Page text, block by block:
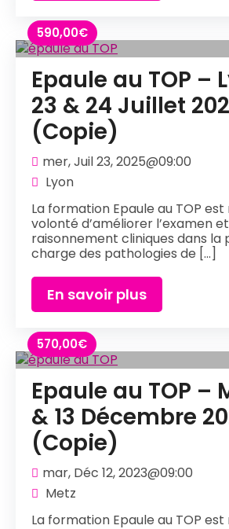
590,00€
Epaule au TOP –
23 & 24 Juillet
(Copie)
mer, Juil 23, 2025@09:00
Lyon
La formation Epaule au TOP
volonté d’améliorer l’examen
raisonnement cliniques dans la
charge des pathologies de [...]
En savoir plus
570,00€
Epaule au TOP –
& 13 Décembre
(Copie)
mar, Déc 12, 2023@09:00
Metz
La formation Epaule au TOP